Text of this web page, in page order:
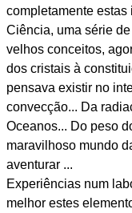
completamente
Ciência, uma série
velhos conceitos,
dos cristais à
pensava existir no
convecção... Da
Oceanos... Do peso
maravilhoso mundo
aventurar ...
Experiências num
melhor estes